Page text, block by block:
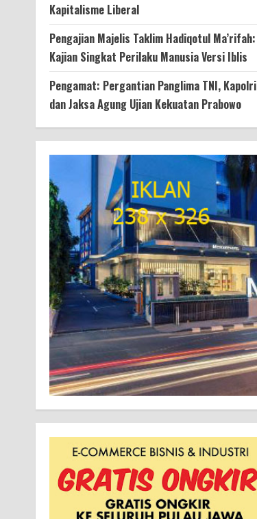
Kapitalisme Liberal
Pengajian Majelis Taklim Hadiqotul Ma’rifah:
Kajian Singkat Perilaku Manusia Versi Iblis
Pengamat: Pergantian Panglima TNI, Kapolri
dan Jaksa Agung Ujian Kekuatan Prabowo